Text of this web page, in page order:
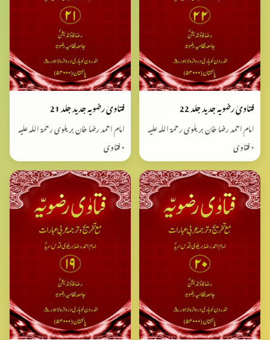
فتاویٰ رضویہ جدید جلد 22
امام احمد رضا خان بریلوی رحمۃ اللہ علیہ
• فتاوی
فتاویٰ رضویہ جدید جلد 21
امام احمد رضا خان بریلوی رحمۃ اللہ علیہ
• فتاوی